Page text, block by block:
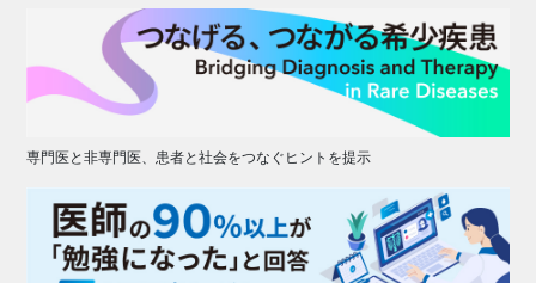
専門医と非専門医、患者と社会をつなぐヒントを提示